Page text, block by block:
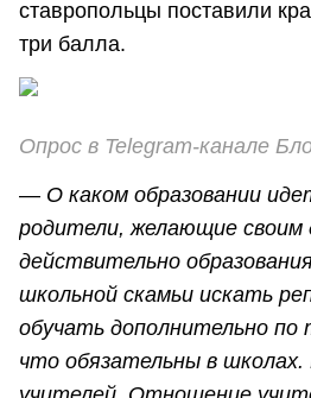
ставропольцы поставили
три балла.
Опрос в Telegram-канале
— О каком образовании
родители, желающие своим
действительно
школьной скамьи искать
обучать дополнительно
что обязательны в